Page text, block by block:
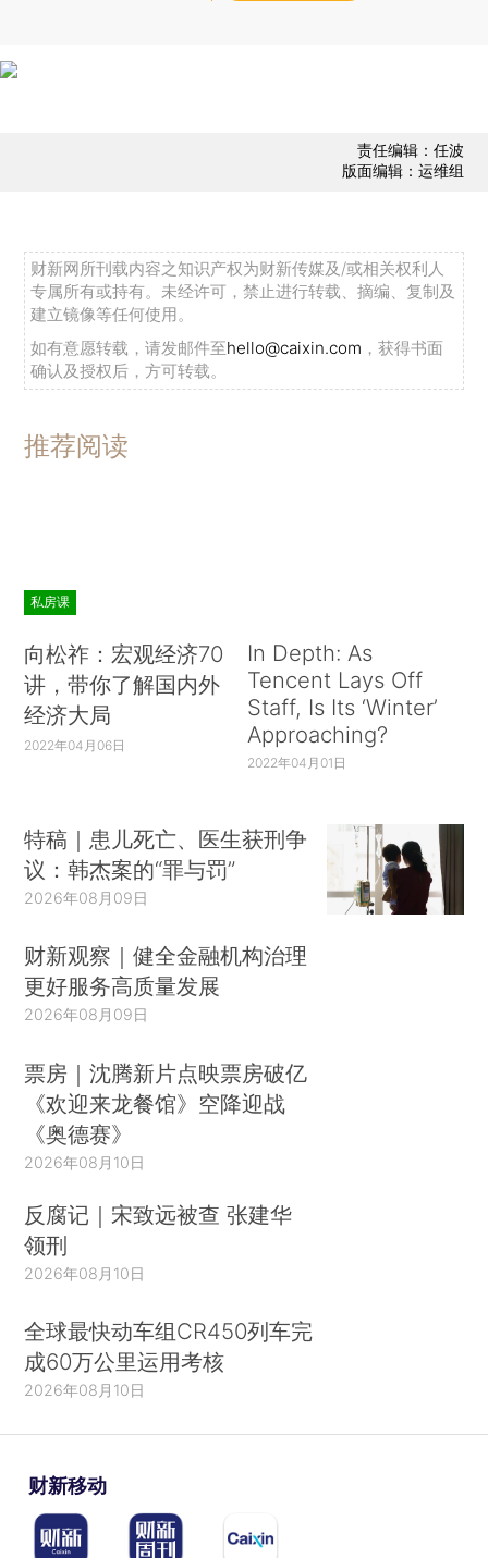
责任编辑：任波
版面编辑：运维组
财新网所刊载内容之知识产权为财新传媒及/或相关权利人
专属所有或持有。未经许可，禁止进行转载、摘编、复制及
建立镜像等任何使用。
如有意愿转载，请发邮件至hello@caixin.com ，获得书面
确认及授权后，方可转载。
推荐阅读
私房课
向松祚：宏观经济70
讲，带你了解国内外
经济大局
2022年04月06日
In Depth: As
Tencent Lays Off
Staff, Is Its ‘Winter’
Approaching?
2022年04月01日
特稿｜患儿死亡、医生获刑争
议：韩杰案的“罪与罚”
2026年08月09日
财新观察｜健全金融机构治理
更好服务高质量发展
2026年08月09日
票房｜沈腾新片点映票房破亿
《欢迎来龙餐馆》空降迎战
《奥德赛》
2026年08月10日
反腐记｜宋致远被查 张建华
领刑
2026年08月10日
全球最快动车组CR450列车完
成60万公里运用考核
2026年08月10日
财新移动